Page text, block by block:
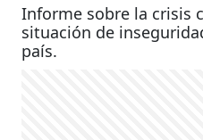
Informe sobre la crisis
situación de
país.